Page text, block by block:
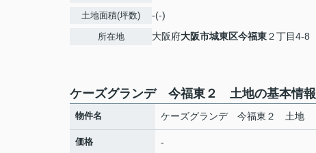
土地面積(坪数) -(-)
所在地 大阪府大阪市城東区今福東２丁目4-8
ケーズグランデ 今福東２ 土地の基本情報
物件名 ケーズグランデ 今福東２ 土地
価格 -